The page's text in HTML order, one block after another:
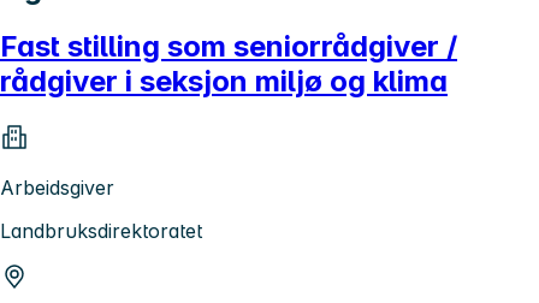
Fast stilling som seniorrådgiver /
rådgiver i seksjon miljø og klima
Arbeidsgiver
Landbruksdirektoratet